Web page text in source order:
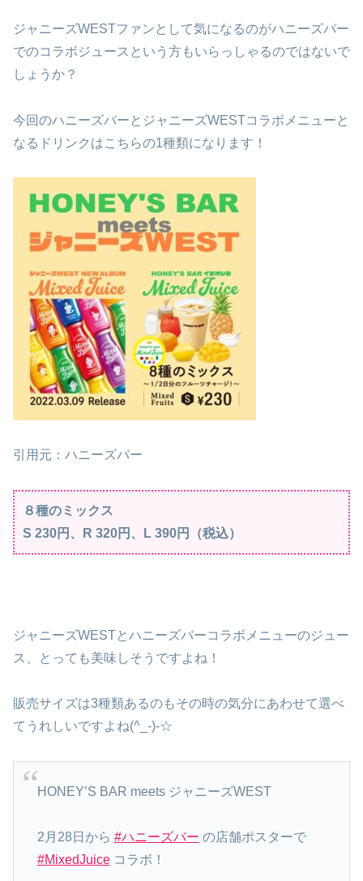
ジャニーズWESTファンとして気になるのがハニーズバー
でのコラボジュースという方もいらっしゃるのではないで
しょうか？
今回のハニーズバーとジャニーズWESTコラボメニューと
なるドリンクはこちらの1種類になります！
引用元：ハニーズバー
８種のミックス
S 230円、R 320円、L 390円（税込）
ジャニーズWESTとハニーズバーコラボメニューのジュー
ス、とっても美味しそうですよね！
販売サイズは3種類あるのもその時の気分にあわせて選べ
てうれしいですよね(^_-)-☆
HONEY’S BAR meets ジャニーズWEST
2月28日から #ハニーズバー の店舗ポスターで
#MixedJuiceコラボ！